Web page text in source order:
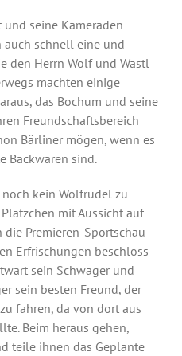
seine Kameraden
auch schnell eine und
den Herrn Wolf und Wastl
machten einige
das Bochum und seine
Freundschaftsbereich
Bärliner mögen, wenn es
Backwaren sind.
kein Wolfrudel zu
mit Aussicht auf
Premieren-Sportschau
Erfrischungen beschloss
sein Schwager und
sein besten Freund, der
fahren, da von dort aus
Beim heraus gehen,
teile ihnen das Geplante